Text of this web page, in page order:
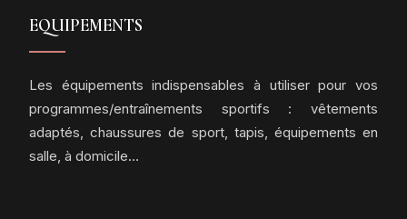
EQUIPEMENTS
Les équipements indispensables à utiliser pour vos
programmes/entraînements sportifs : vêtements
adaptés, chaussures de sport, tapis, équipements en
salle, à domicile…